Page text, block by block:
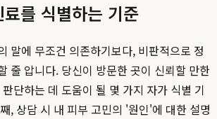
를 식별하는 기준
말에 무조건 의존하기보다, 비판적으로 정
줄 압니다. 당신이 방문한 곳이 신뢰할 만한
판단하는 데 도움이 될 몇 가지 자가 식별 기
, 상담 시 내 피부 고민의 '원인'에 대한 설명